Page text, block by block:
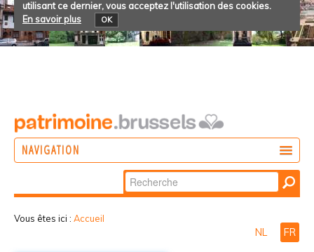
utilisant ce dernier, vous acceptez l'utilisation des cookies.
En savoir plus
OK
NAVIGATION
Chercher par
Recherche
Vous êtes ici : Accueil
NL FR